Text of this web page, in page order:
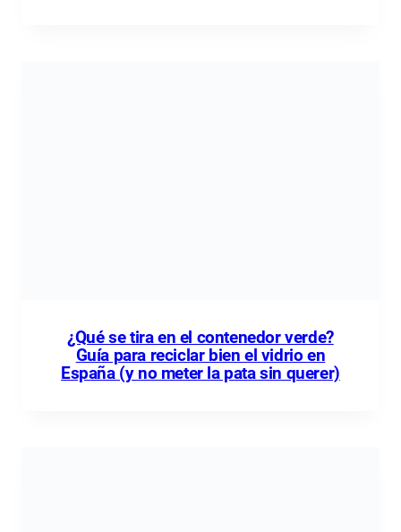
¿Qué se tira en el contenedor verde?
Guía para reciclar bien el vidrio en
España (y no meter la pata sin querer)